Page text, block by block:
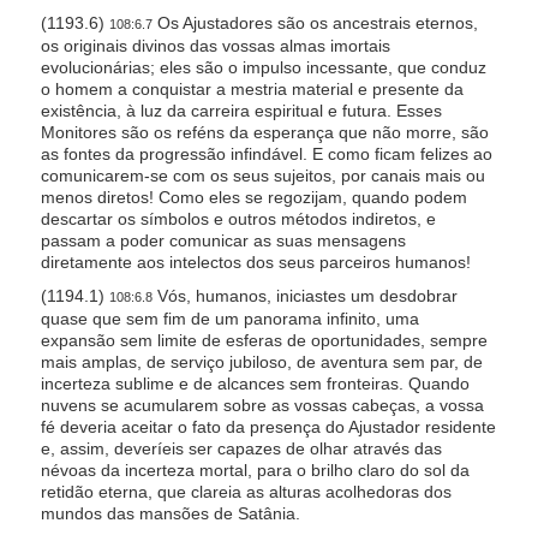
(1193.6) 108:6.7Os Ajustadores são os ancestrais eternos,
os originais divinos das vossas almas imortais
evolucionárias; eles são o impulso incessante, que conduz
o homem a conquistar a mestria material e presente da
existência, à luz da carreira espiritual e futura. Esses
Monitores são os reféns da esperança que não morre, são
as fontes da progressão infindável. E como ficam felizes ao
comunicarem-se com os seus sujeitos, por canais mais ou
menos diretos! Como eles se regozijam, quando podem
descartar os símbolos e outros métodos indiretos, e
passam a poder comunicar as suas mensagens
diretamente aos intelectos dos seus parceiros humanos!
(1194.1) 108:6.8Vós, humanos, iniciastes um desdobrar
quase que sem fim de um panorama infinito, uma
expansão sem limite de esferas de oportunidades, sempre
mais amplas, de serviço jubiloso, de aventura sem par, de
incerteza sublime e de alcances sem fronteiras. Quando
nuvens se acumularem sobre as vossas cabeças, a vossa
fé deveria aceitar o fato da presença do Ajustador residente
e, assim, deveríeis ser capazes de olhar através das
névoas da incerteza mortal, para o brilho claro do sol da
retidão eterna, que clareia as alturas acolhedoras dos
mundos das mansões de Satânia.